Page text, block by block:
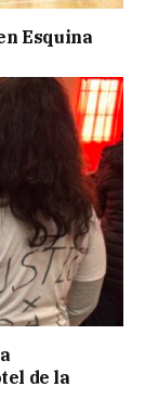
Esquina
de la